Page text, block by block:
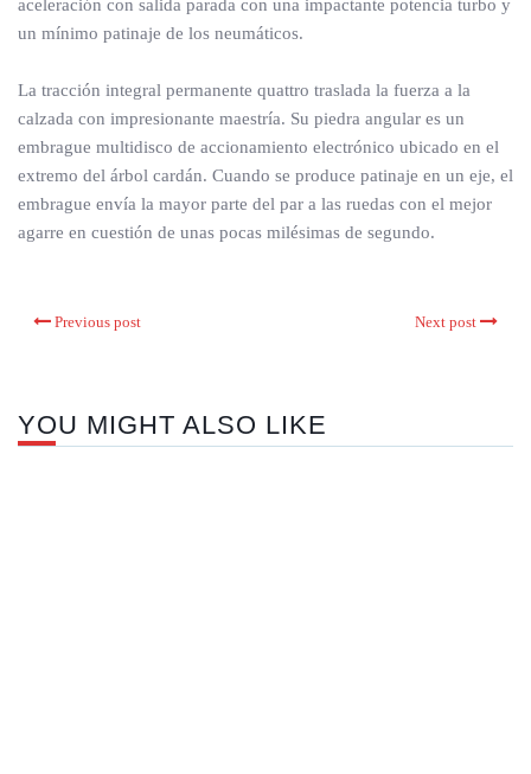
aceleración con salida parada con una impactante potencia turbo y
un mínimo patinaje de los neumáticos.
La tracción integral permanente quattro traslada la fuerza a la
calzada con impresionante maestría. Su piedra angular es un
embrague multidisco de accionamiento electrónico ubicado en el
extremo del árbol cardán. Cuando se produce patinaje en un eje, el
embrague envía la mayor parte del par a las ruedas con el mejor
agarre en cuestión de unas pocas milésimas de segundo.
Previous post Next post
YOU MIGHT ALSO LIKE